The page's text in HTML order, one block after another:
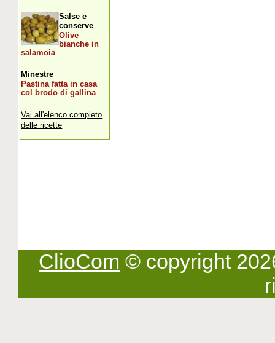
Salse e
conserve
Olive
bianche in
salamoia
Minestre
Pastina fatta in casa
col brodo di gallina
Vai all'elenco completo
delle ricette
ClioCom © copyright